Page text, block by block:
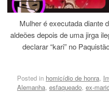
Mulher é executada diante
aldeões depois de uma jirga
declarar “kari” no
Posted in homicídio de honra,
Alemanha, esfaqueado, ex-